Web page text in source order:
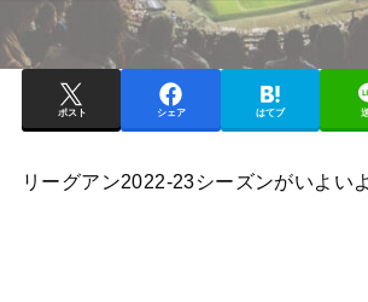
ポスト シェア はてブ
リーグアン2022-23シーズンがいよい